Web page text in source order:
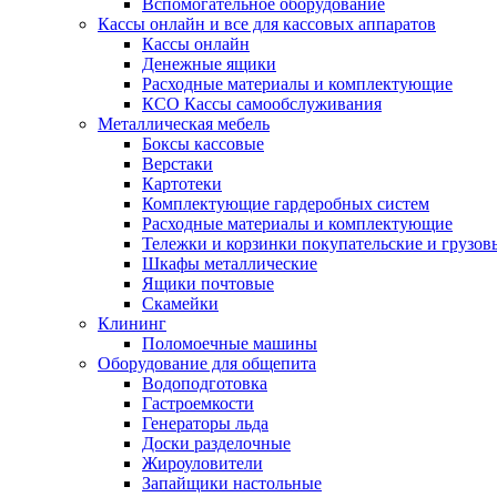
Вспомогательное оборудование
Кассы онлайн и все для кассовых аппаратов
Кассы онлайн
Денежные ящики
Расходные материалы и комплектующие
КСО Кассы самообслуживания
Металлическая мебель
Боксы кассовые
Верстаки
Картотеки
Комплектующие гардеробных систем
Расходные материалы и комплектующие
Тележки и корзинки покупательские и
Шкафы металлические
Ящики почтовые
Скамейки
Клининг
Поломоечные машины
Оборудование для общепита
Водоподготовка
Гастроемкости
Генераторы льда
Доски разделочные
Жироуловители
Запайщики настольные